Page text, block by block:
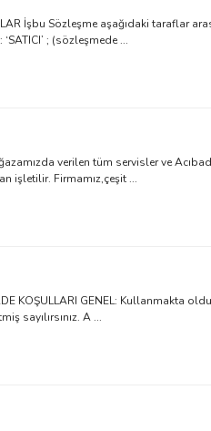
İşbu Sözleşme aşağıdaki taraflar
; (sözleşmede ...
verilen tüm servisler ve
işletilir. Firmamız,çeşit ...
KOŞULLARI GENEL:
sayılırsınız. A ...